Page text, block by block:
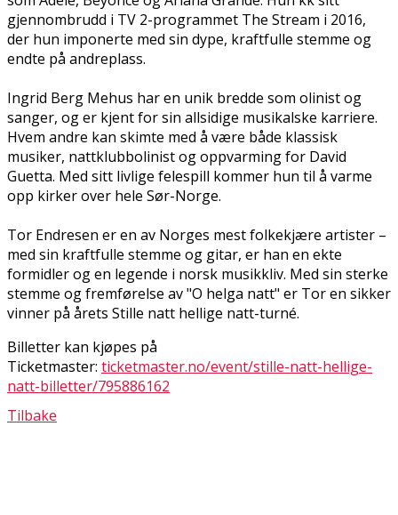
gjennombrudd i TV 2-programmet The Stream i 2016,
der hun imponerte med sin dype, kraftfulle stemme og
endte på andreplass.
Ingrid Berg Mehus har en unik bredde som fiolinist og
sanger, og er kjent for sin allsidige musikalske karriere.
Hvem andre kan skimte med å være både klassisk
musiker, nattklubbfiolinist og oppvarming for David
Guetta. Med sitt livlige felespill kommer hun til å varme
opp kirker over hele Sør-Norge.
Tor Endresen er en av Norges mest folkekjære artister –
med sin kraftfulle stemme og gitar, er han en ekte
formidler og en legende i norsk musikkliv. Med sin sterke
stemme og fremførelse av "O helga natt" er Tor en sikker
vinner på årets Stille natt hellige natt-turné.
Billetter kan kjøpes på
Ticketmaster: ticketmaster.no/event/stille-natt-hellige-
natt-billetter/795886162
Tilbake